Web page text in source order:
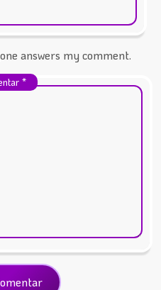
answers my comment.
*